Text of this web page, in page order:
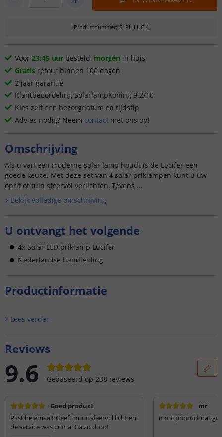
Productnummer: SLPL-LUCI4
Voor 23:45 uur besteld, morgen in huis
Gratis retour binnen 100 dagen
2 jaar garantie
Klantbeoordeling SolarlampKoning 9.2/10
Kies zelf een bezorgdatum en tijdstip
Advies nodig? Neem contact met ons op!
Omschrijving
Als u van een moderne solar lamp houdt is de Lucifer een
goede keuze. Met deze set van 4 solar priklampen kunt u uw
oprit of tuin sfeervol verlichten. Tevens ...
Bekijk volledige omschrijving
U ontvangt het volgende
4x Solar LED priklamp Lucifer
Nederlandse handleiding
Productinformatie
Lees verder
Reviews
9.6 Gebaseerd op 238 reviews
Goed product
Past helemaal!! Geeft mooi sfeervol licht en
de service was prima! Ga zo door!
mr
mooi